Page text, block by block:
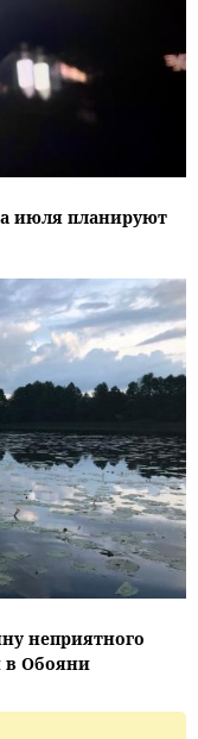
июля планируют
неприятного
в Обояни